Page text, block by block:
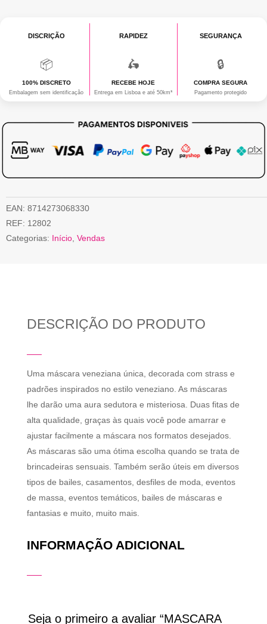
DISCRIÇÃO
📦
100% DISCRETO
Embalagem sem identificação
RAPIDEZ
🛵
RECEBE HOJE
Entrega em Lisboa e até 50km*
SEGURANÇA
🔒
COMPRA SEGURA
Pagamento protegido
EAN: 8714273068330
REF: 12802
Categorias: Início Vendas
DESCRIÇÃO DO PRODUTO
Uma máscara veneziana única, decorada com strass e
padrões inspirados no estilo veneziano. As máscaras
lhe darão uma aura sedutora e misteriosa. Duas fitas de
alta qualidade, graças às quais você pode amarrar e
ajustar facilmente a máscara nos formatos desejados.
As máscaras são uma ótima escolha quando se trata de
brincadeiras sensuais. Também serão úteis em diversos
tipos de bailes, casamentos, desfiles de moda, eventos
de massa, eventos temáticos, bailes de máscaras e
fantasias e muito, muito mais.
INFORMAÇÃO ADICIONAL
Seja o primeiro a avaliar “MASCARA